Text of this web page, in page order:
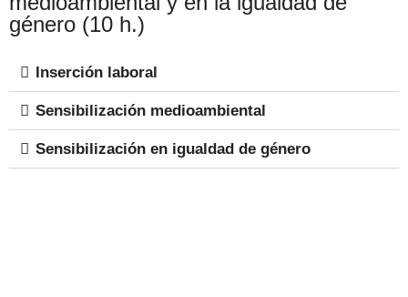
género (10 h.)
Inserción laboral
Sensibilización medioambiental
Sensibilización en igualdad de género